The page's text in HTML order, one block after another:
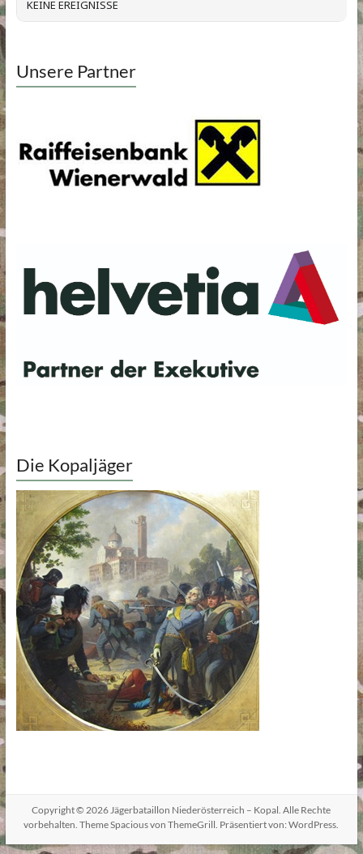
KEINE EREIGNISSE
Unsere Partner
Die Kopaljäger
Copyright © 2026Jägerbataillon Niederösterreich – Kopal. Alle Rechte
vorbehalten. ThemeSpaciousvon ThemeGrill. Präsentiert von:WordPress.